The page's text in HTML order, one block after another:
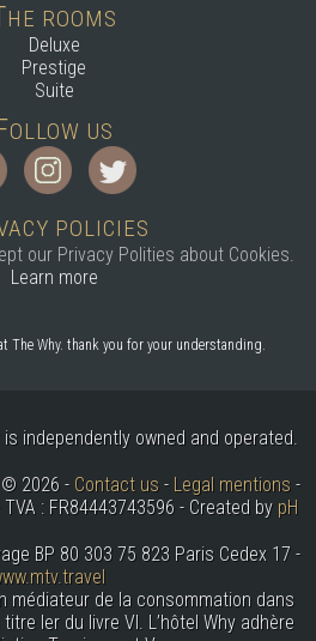
HE ROOMS
Deluxe
Prestige
Suite
FOLLOW US
POLICIES
our Privacy Polities about Cookies.
Learn more
The Why. thank you for your understanding.
is independently owned and operated.
© 2026 - Contact us- Legal mentions-
: FR84443743596 - Created by pH
BP 80 303 75 823 Paris Cedex 17 -
médiateur de la consommation dans
Ier du livre VI. L’hôtel Why adhère